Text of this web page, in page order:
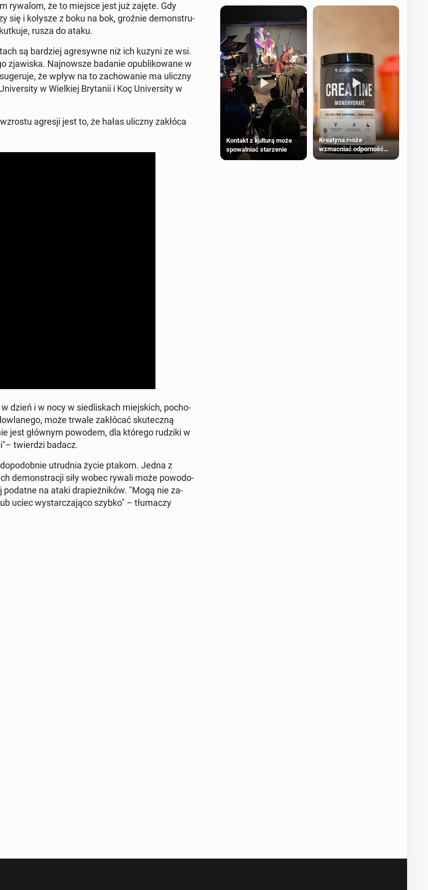
rywalom, że to miejsce jest już zajęte. Gdy
się i kołysze z boku na bok, groźnie de­mon­stru­
rusza do ataku.
są bar­dziej agre­syw­ne niż ich kuzyni ze wsi.
zja­wi­ska. Naj­now­sze badanie opu­bli­ko­wa­ne w
że wpływ na to za­cho­wa­nie ma uliczny
w Wiel­kiej Bry­ta­nii i Koç Uni­ver­si­ty w
agresji jest to, że hałas uliczny zakłóca
dzień i w nocy w sie­dli­skach miej­skich, po­cho­
może trwale za­kłó­cać sku­tecz­ną
jest głównym powodem, dla którego rudziki w
twier­dzi badacz.
utrud­nia życie ptakom. Jedna z
de­mon­stra­cji siły wobec rywali może po­wo­do­
podatne na ataki dra­pież­ni­ków. "Mogą nie za­
uciec wy­star­cza­ją­co szybko" – tłu­ma­czy
większości dorosłych
Kontakt z kulturą może
spowalniać starzenie
Kreatyna może
wzmacniać odporność
przeciw nowotworom